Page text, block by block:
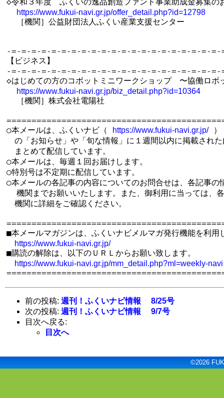
https://www.fukui-navi.gr.jp/offer_detail.php?id=12798
  ［機関］公益財団法人ふくい産業支援センター
-=-=-=-=-=-=-=-=-=-=-=-=-=-=-=-=-=-=-=-=-
【ビジネス】
-=-=-=-=-=-=-=-=-=-=-=-=-=-=-=-=-=-=-=-=-
◇はじめての方のコボットミニワークショップ　〜協働ロボ
https://www.fukui-navi.gr.jp/biz_detail.php?id=10364
  ［機関］株式会社電陽社
○本メールは、ふくいナビ（
https://www.fukui-navi.gr.jp/ ）
の「お知らせ」や「旬な情報」に１週間以内に掲載され
まとめて配信しています。
○本メールは、毎週１回お届けします。
○特別号は不定期に配信しています。
○本メールの各記事の内容についてのお問合せは、各記事の
機関までお願いいたします。また、御利用に当っては、
機関に詳細をご確認ください。
■本メールマガジンは、ふくいナビメルマガ発行機能を利用
https://www.fukui-navi.gr.jp/
■購読の解除は、以下のＵＲＬからお願い致します。
https://www.fukui-navi.gr.jp/mm_detail.php?ml=weekly-navi
前の投稿: 週刊！ふくいナビ情報 8/25号
次の投稿: 週刊！ふくいナビ情報 9/7号
目次へ戻る:
目次へ
©2026